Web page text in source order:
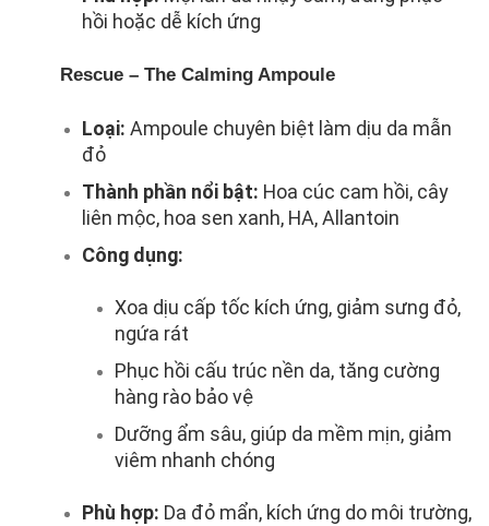
hồi hoặc dễ kích ứng
Rescue – The Calming Ampoule
Loại: Ampoule chuyên biệt làm dịu da mẫn
đỏ
Thành phần nổi bật: Hoa cúc cam hồi, cây
liên mộc, hoa sen xanh, HA, Allantoin
Công dụng:
Xoa dịu cấp tốc kích ứng, giảm sưng đỏ,
ngứa rát
Phục hồi cấu trúc nền da, tăng cường
hàng rào bảo vệ
Dưỡng ẩm sâu, giúp da mềm mịn, giảm
viêm nhanh chóng
Phù hợp: Da đỏ mẩn, kích ứng do môi trường,